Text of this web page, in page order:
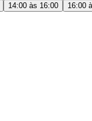
14:00 às 16:00 16:00